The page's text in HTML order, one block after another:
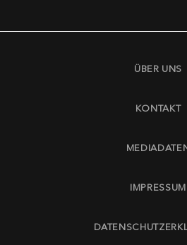
ÜBER UNS
KONTAKT
IMPRESSUM